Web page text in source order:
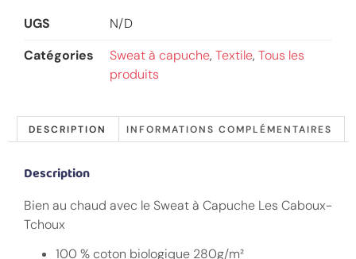
UGS
N/D
Catégories
Sweat à capuche, Textile, Tous les
produits
DESCRIPTION INFORMATIONS COMPLÉMENTAIRES
Description
Bien au chaud avec le Sweat à Capuche Les Caboux-
Tchoux
100 % coton biologique 280g/m²